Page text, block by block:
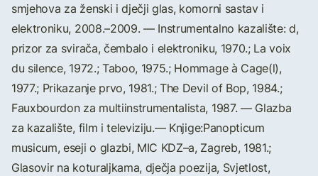
smjehova za ženski i dječji glas, komorni sastav i
elektroniku, 2008.–2009. — Instrumentalno kazalište: d,
prizor za svirača, čembalo i elektroniku, 1970.; La voix
du silence, 1972.; Taboo, 1975.; Hommage à Cage(l),
1977.; Prikazanje prvo, 1981.; The Devil of Bop, 1984.;
Fauxbourdon za multiinstrumentalista, 1987. — Glazba
za kazalište, film i televiziju.— Knjige:Panopticum
musicum, eseji o glazbi, MIC KDZ–a, Zagreb, 1981.;
Glasovir na koturaljkama, dječja poezija, Svjetlost,